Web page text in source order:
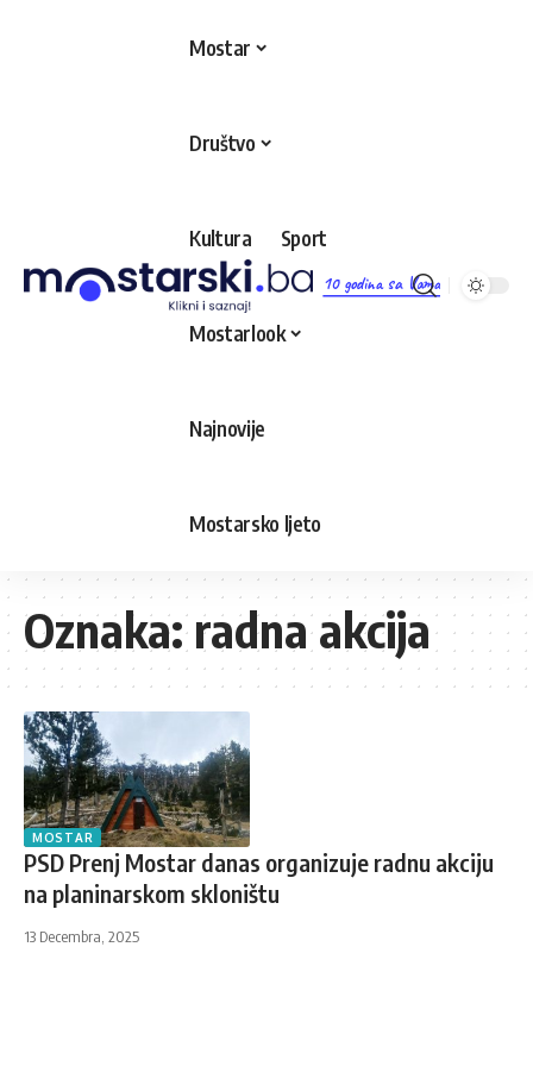
10 godina sa Vama
Mostar
Društvo
Kultura Sport
Mostarlook
Najnovije
Mostarsko ljeto
Oznaka:radna akcija
MOSTAR
PSD Prenj Mostar danas organizuje radnu akciju
na planinarskom skloništu
13 Decembra, 2025